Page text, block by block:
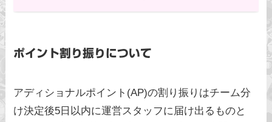
ポイント割り振りについて
アディショナルポイント(AP)の割り振りはチーム分
け決定後5日以内に運営スタッフに届け出るものと